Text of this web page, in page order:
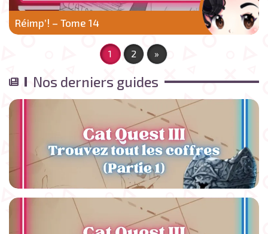
Réimp’! – Tome 14
1 2 »
Nos derniers guides